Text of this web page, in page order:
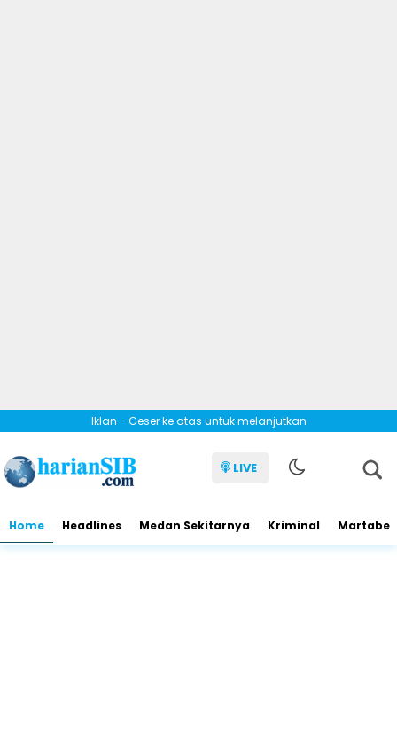
Iklan - Geser ke atas untuk melanjutkan
LIVE
Home Headlines Medan Sekitarnya Kriminal Martabe